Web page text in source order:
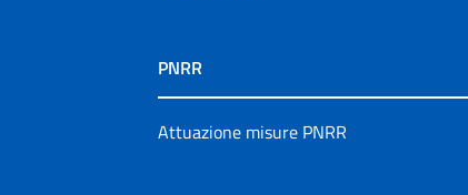
PNRR
Attuazione misure PNRR